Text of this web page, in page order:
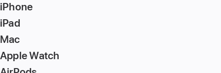
iPhone
iPad
Mac
Apple Watch